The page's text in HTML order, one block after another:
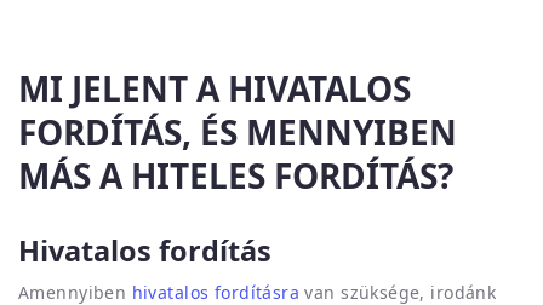
MI JELENT A HIVATALOS
FORDÍTÁS, ÉS MENNYIBEN
MÁS A HITELES FORDÍTÁS?
Hivatalos fordítás
Amennyiben hivatalos fordításra van szüksége, irodánk